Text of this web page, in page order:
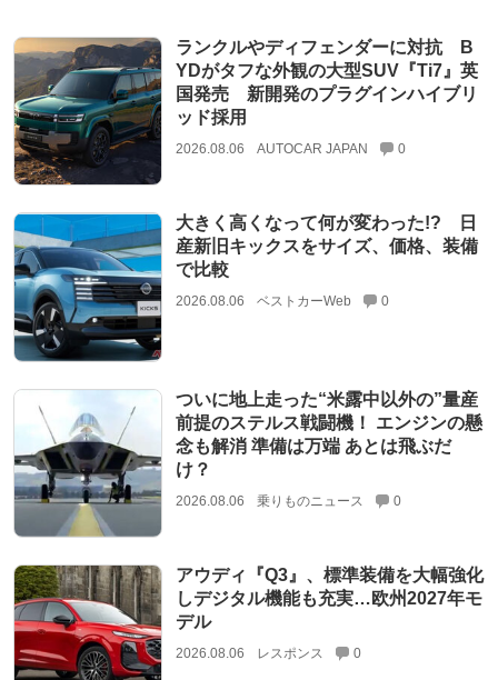
ランクルやディフェンダーに対抗 B
YDがタフな外観の大型SUV『Ti7』英
国発売 新開発のプラグインハイブリ
ッド採用
2026.08.06 AUTOCAR JAPAN 0
大きく高くなって何が変わった!? 日
産新旧キックスをサイズ、価格、装備
で比較
2026.08.06 ベストカーWeb 0
ついに地上走った“米露中以外の”量産
前提のステルス戦闘機！ エンジンの懸
念も解消 準備は万端 あとは飛ぶだ
け？
2026.08.06 乗りものニュース 0
アウディ『Q3』、標準装備を大幅強化
しデジタル機能も充実…欧州2027年モ
デル
2026.08.06 レスポンス 0